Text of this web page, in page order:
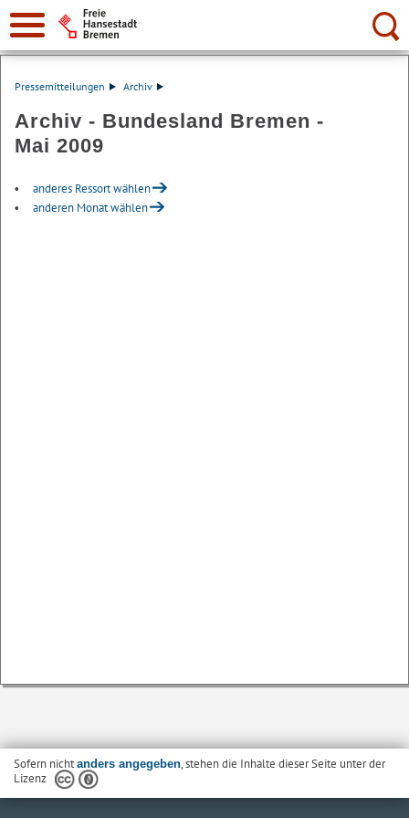
Suche:
Pressemitteilungen Archiv
Archiv - Bundesland Bremen -
Mai 2009
anderes Ressort wählen
anderen Monat wählen
Sofern nichtanders angegeben, stehen die Inhalte dieser Seite unter der
Lizenz